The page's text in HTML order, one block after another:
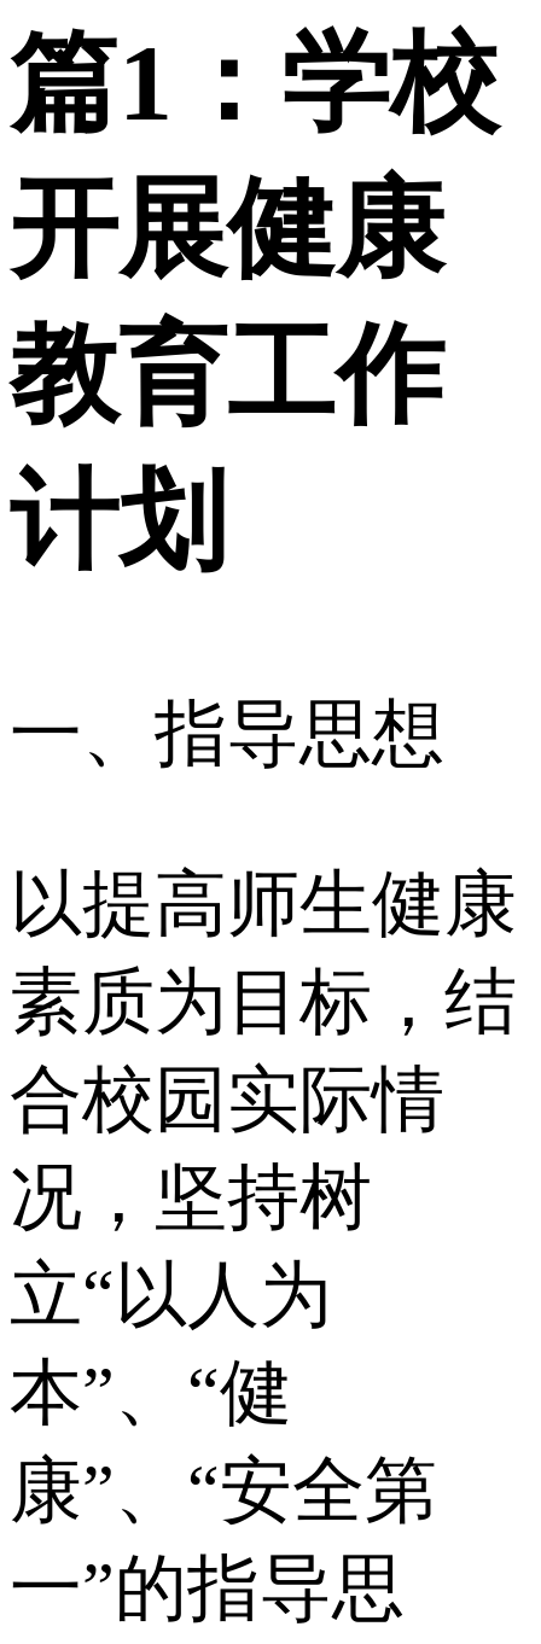
篇1：学校
开展健康
教育工作
计划
一、指导思想
以提高师生健康
素质为目标，结
合校园实际情
况，坚持树
立“以人为
本”、“健
康”、“安全第
一”的指导思